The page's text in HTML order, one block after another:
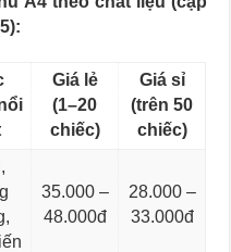
Giá lẻ
(1–20
chiếc)
Giá sỉ
(trên 50
chiếc)
35.000 –
48.000đ
28.000 –
33.000đ